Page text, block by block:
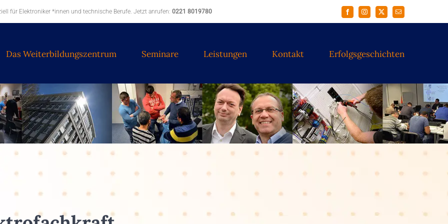
für Elektroniker *innen und technische Berufe. Jetzt anrufen: 0221 8019780 FacebookInstagram
X
E-
Mail
Das Weiterbildungszentrum Seminare Leistungen Kontakt Erfolgsgeschichten